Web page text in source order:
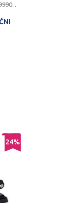
1208899900038
24%